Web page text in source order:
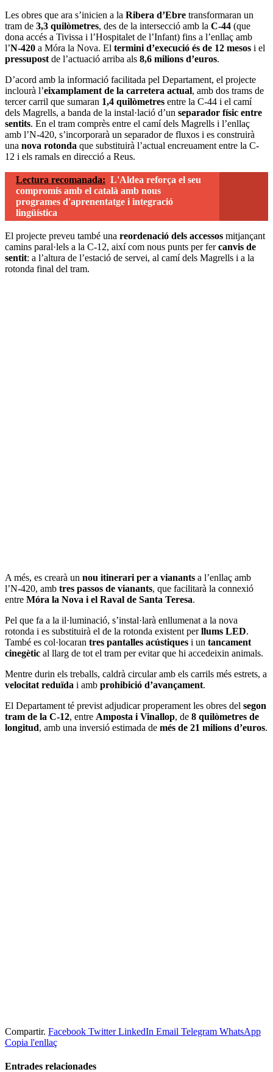
Les obres que ara s’inicien a la Ribera d’Ebre transformaran un
tram de 3,3 quilòmetres, des de la intersecció amb la C-44 (que
dona accés a Tivissa i l’Hospitalet de l’Infant) fins a l’enllaç amb
l’N-420 a Móra la Nova. El termini d’execució és de 12 mesos i el
pressupost de l’actuació arriba als 8,6 milions d’euros.
D’acord amb la informació facilitada pel Departament, el projecte
inclourà l’eixamplament de la carretera actual, amb dos trams de
tercer carril que sumaran 1,4 quilòmetres entre la C-44 i el camí
dels Magrells, a banda de la instal·lació d’un separador físic entre
sentits. En el tram comprès entre el camí dels Magrells i l’enllaç
amb l’N-420, s’incorporarà un separador de fluxos i es construirà
una nova rotonda que substituirà l’actual encreuament entre la C-
12 i els ramals en direcció a Reus.
Lectura recomanada: L'Aldea reforça el seu
compromís amb el català amb nous
programes d'aprenentatge i integració
lingüística
El projecte preveu també una reordenació dels accessos mitjançant
camins paral·lels a la C-12, així com nous punts per fercanvis de
sentit: a l’altura de l’estació de servei, al camí dels Magrells i a la
rotonda final del tram.
A més, es crearà un nou itinerari per a vianants a l’enllaç amb
l’N-420, amb tres passos de vianants, que facilitarà la connexió
entre Móra la Nova i el Raval de Santa Teresa.
Pel que fa a la il·luminació, s’instal·larà enllumenat a la nova
rotonda i es substituirà el de la rotonda existent perllums LED.
També es col·locaran tres pantalles acústiques i un tancament
cinegètic al llarg de tot el tram per evitar que hi accedeixin animals.
Mentre durin els treballs, caldrà circular amb els carrils més estrets, a
velocitat reduïda i amb prohibició d’avançament.
El Departament té previst adjudicar properament les obres del segon
tram de la C-12, entre Amposta i Vinallop, de 8 quilòmetres de
longitud, amb una inversió estimada de més de 21 milions d’euros.
Compartir. Facebook Twitter LinkedIn Email Telegram WhatsApp
Copia l'enllaç
Entrades relacionades